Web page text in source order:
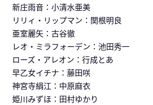
新庄雨音：小清水亜美
リリィ・リップマン：関根明良
亜室麗矢：古谷徹
レオ・ミラフォーデン：池田秀一
ローズ・アレオン：行成とあ
早乙女イチナ：藤田咲
神宮寺絹江：中原麻衣
姫川みずほ：田村ゆかり